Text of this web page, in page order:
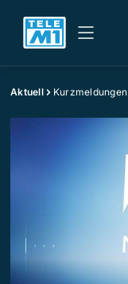
Aktuell Kurzmeldungen